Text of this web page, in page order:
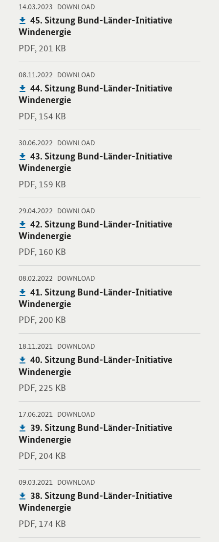
14.03.2023 -
DOWNLOAD-
Publikation:
45. Sitzung Bund-Länder-Initiative
Windenergie
PDF, 201 KB
Öffnet PDF "45. Sitzung Bund-Länder-Initiative Windenergie"
08.11.2022 -
DOWNLOAD-
Publikation:
44. Sitzung Bund-Länder-Initiative
Windenergie
PDF, 154 KB
Öffnet PDF "44. Sitzung Bund-Länder-Initiative Windenergie"
30.06.2022 -
DOWNLOAD-
Publikation:
43. Sitzung Bund-Länder-Initiative
Windenergie
PDF, 159 KB
Öffnet PDF "43. Sitzung Bund-Länder-Initiative Windenergie"
29.04.2022 -
DOWNLOAD-
Publikation:
42. Sitzung Bund-Länder-Initiative
Windenergie
PDF, 160 KB
Öffnet PDF "42. Sitzung Bund-Länder-Initiative Windenergie"
08.02.2022 -
DOWNLOAD-
Publikation:
41. Sitzung Bund-Länder-Initiative
Windenergie
PDF, 200 KB
Öffnet PDF "41. Sitzung Bund-Länder-Initiative Windenergie"
18.11.2021 -
DOWNLOAD-
Publikation:
40. Sitzung Bund-Länder-Initiative
Windenergie
PDF, 225 KB
Öffnet PDF "40. Sitzung Bund-Länder-Initiative Windenergie"
17.06.2021 -
DOWNLOAD-
Publikation:
39. Sitzung Bund-Länder-Initiative
Windenergie
PDF, 204 KB
Öffnet PDF "39. Sitzung Bund-Länder-Initiative Windenergie"
09.03.2021 -
DOWNLOAD-
Publikation:
38. Sitzung Bund-Länder-Initiative
Windenergie
PDF, 174 KB
Öffnet PDF "38. Sitzung Bund-Länder-Initiative Windenergie"